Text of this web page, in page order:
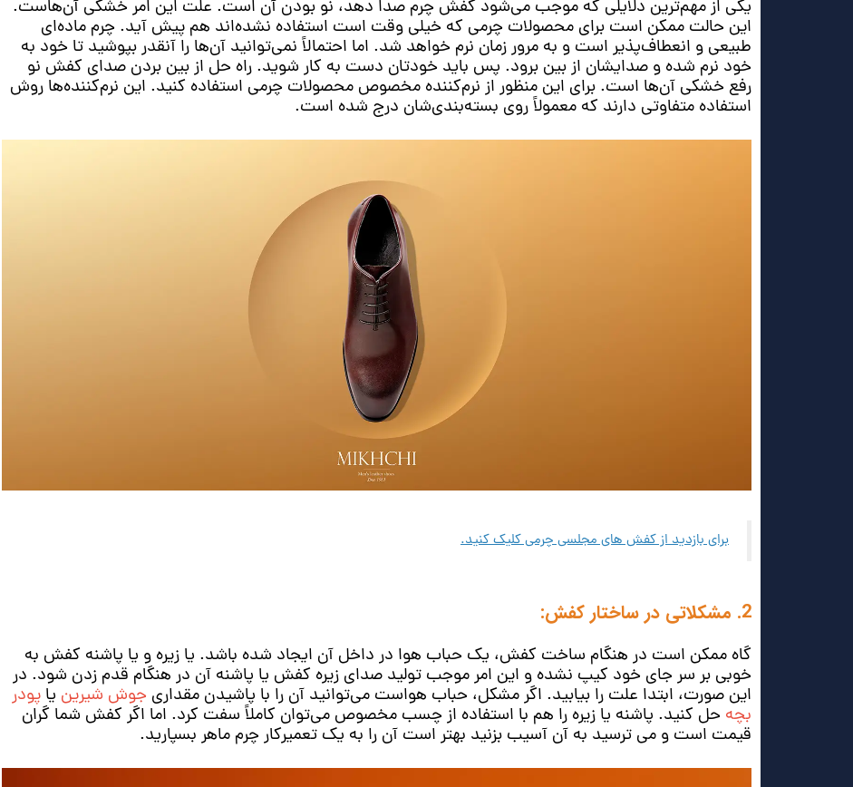
یکی از مهم‌ترین دلایلی که موجب می‌شود کفش چرم صدا دهد، نو بودن آن است. علت این امر خشکی آن‌هاست.
این حالت ممکن است برای محصولات چرمی که خیلی وقت است استفاده نشده‌اند هم پیش آید. چرم ماده‌ای
طبیعی و انعطاف‌پذیر است و به مرور زمان نرم خواهد شد. اما احتمالاً نمی‌توانید آن‌ها را آنقدر بپوشید تا خود به
خود نرم شده و صدایشان از بین برود. پس باید خودتان دست به کار شوید. راه حل از بین بردن صدای کفش نو
رفع خشکی آن‌ها است. برای این منظور از نرم‌کننده مخصوص محصولات چرمی استفاده کنید. این نرم‌کننده‌ها روش
استفاده متفاوتی دارند که معمولاً روی بسته‌بندی‌شان درج شده است.
برای بازدید از کفش های مجلسی چرمی کلیک کنید.
2. مشکلاتی در ساختار کفش:
گاه ممکن است در هنگام ساخت کفش، یک حباب هوا در داخل آن ایجاد شده باشد. یا زیره و یا پاشنه کفش به
خوبی بر سر جای خود کیپ نشده و این امر موجب تولید صدای زیره کفش یا پاشنه آن در هنگام قدم زدن شود. در
این صورت، ابتدا علت را بیابید. اگر مشکل، حباب هواست می‌توانید آن را با پاشیدن مقداری جوش شیرین یا پودر
بچه حل کنید. پاشنه یا زیره را هم با استفاده از چسب مخصوص می‌توان کاملاً سفت کرد. اما اگر کفش شما گران
قیمت است و می‌ ترسید به آن آسیب بزنید بهتر است آن را به یک تعمیرکار چرم ماهر بسپارید.